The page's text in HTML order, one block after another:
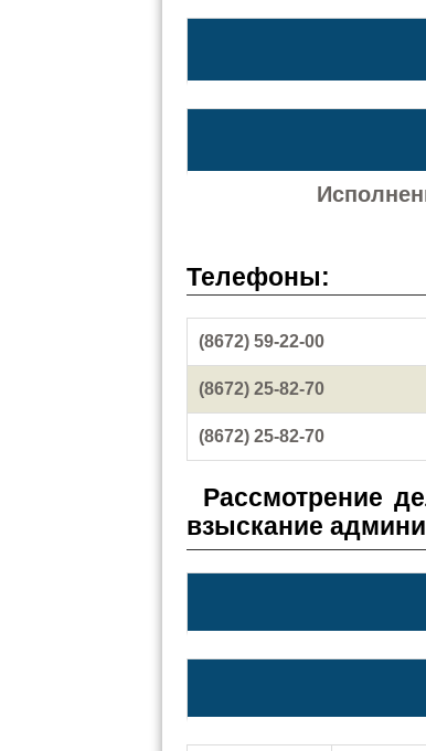
Телефоны:
(8672) 59-22-00
(8672) 25-82-70
(8672) 25-82-70
Рассмотрение
взыскание